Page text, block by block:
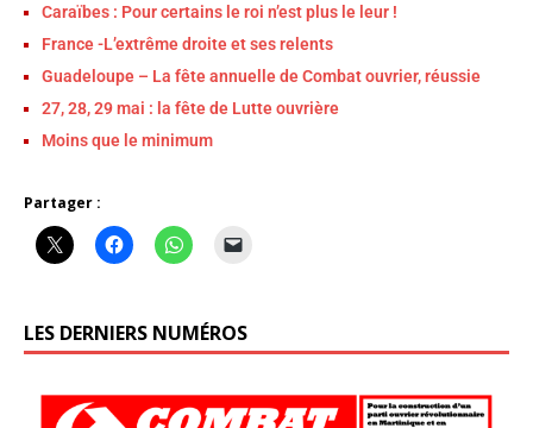
Caraïbes : Pour certains le roi n’est plus le leur !
France -L’extrême droite et ses relents
Guadeloupe – La fête annuelle de Combat ouvrier, réussie
27, 28, 29 mai : la fête de Lutte ouvrière
Moins que le minimum
Partager :
LES DERNIERS NUMÉROS